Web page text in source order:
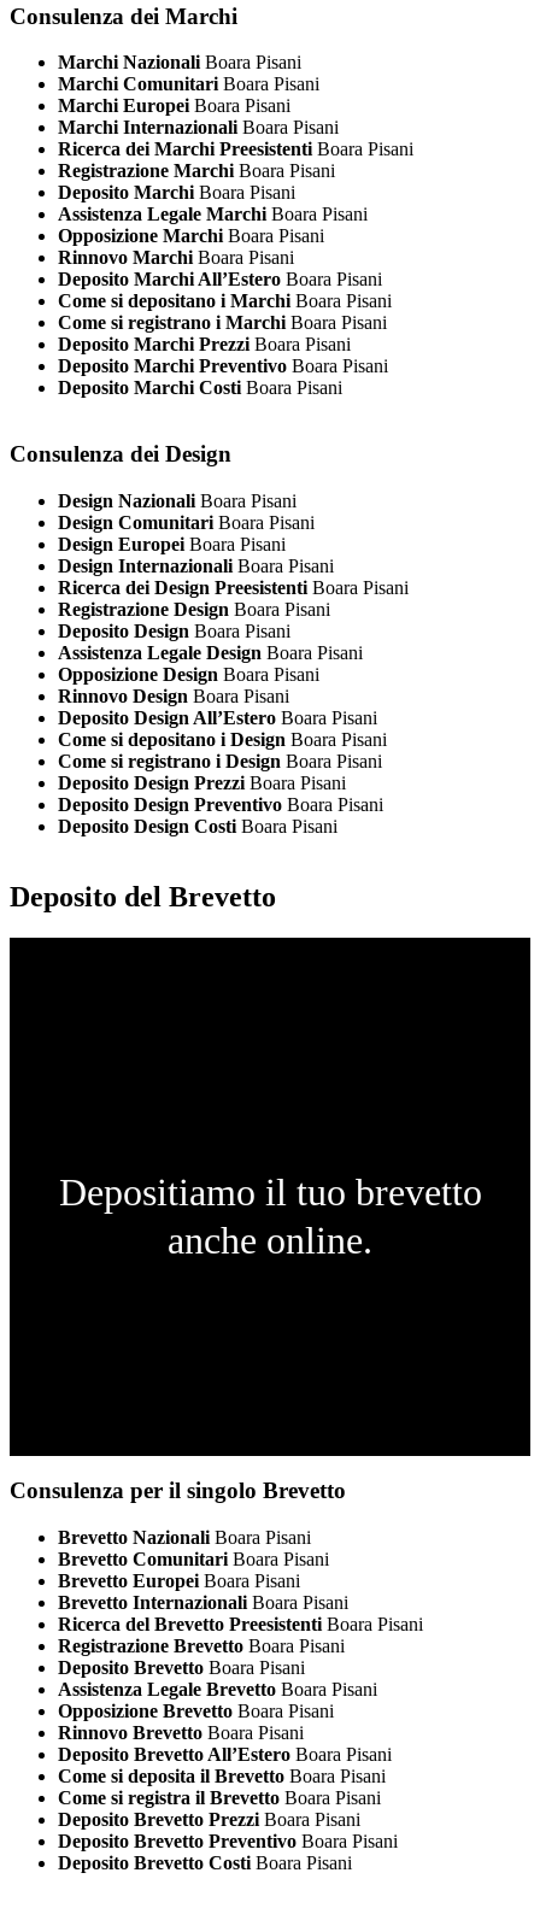
Consulenza dei Marchi
Marchi Nazionali Boara Pisani
Marchi Comunitari Boara Pisani
Marchi Europei Boara Pisani
Marchi Internazionali Boara Pisani
Ricerca dei Marchi Preesistenti Boara Pisani
Registrazione Marchi Boara Pisani
Deposito Marchi Boara Pisani
Assistenza Legale Marchi Boara Pisani
Opposizione Marchi Boara Pisani
Rinnovo Marchi Boara Pisani
Deposito Marchi All’Estero Boara Pisani
Come si depositano i Marchi Boara Pisani
Come si registrano i Marchi Boara Pisani
Deposito Marchi Prezzi Boara Pisani
Deposito Marchi Preventivo Boara Pisani
Deposito Marchi Costi Boara Pisani
Consulenza dei Design
Design Nazionali Boara Pisani
Design Comunitari Boara Pisani
Design Europei Boara Pisani
Design Internazionali Boara Pisani
Ricerca dei Design Preesistenti Boara Pisani
Registrazione Design Boara Pisani
Deposito Design Boara Pisani
Assistenza Legale Design Boara Pisani
Opposizione Design Boara Pisani
Rinnovo Design Boara Pisani
Deposito Design All’Estero Boara Pisani
Come si depositano i Design Boara Pisani
Come si registrano i Design Boara Pisani
Deposito Design Prezzi Boara Pisani
Deposito Design Preventivo Boara Pisani
Deposito Design Costi Boara Pisani
Deposito del Brevetto
Depositiamo il tuo brevetto
anche online.
Consulenza per il singolo Brevetto
Brevetto Nazionali Boara Pisani
Brevetto Comunitari Boara Pisani
Brevetto Europei Boara Pisani
Brevetto Internazionali Boara Pisani
Ricerca del Brevetto Preesistenti Boara Pisani
Registrazione Brevetto Boara Pisani
Deposito Brevetto Boara Pisani
Assistenza Legale Brevetto Boara Pisani
Opposizione Brevetto Boara Pisani
Rinnovo Brevetto Boara Pisani
Deposito Brevetto All’Estero Boara Pisani
Come si deposita il Brevetto Boara Pisani
Come si registra il Brevetto Boara Pisani
Deposito Brevetto Prezzi Boara Pisani
Deposito Brevetto Preventivo Boara Pisani
Deposito Brevetto Costi Boara Pisani